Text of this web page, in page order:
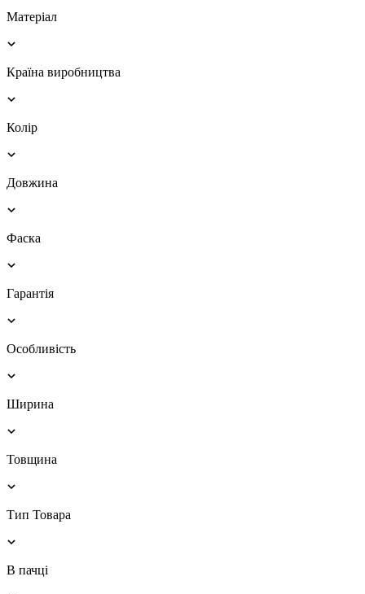
Матеріал
Країна виробництва
Колір
Довжина
Фаска
Гарантія
Особливість
Ширина
Товщина
Тип Товара
В пачці